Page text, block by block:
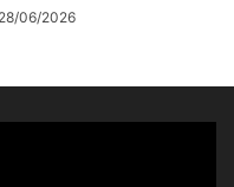
28/06/2026